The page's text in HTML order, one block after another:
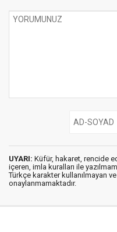
UYARI: Küfür, hakaret, rencide
içeren, imla kuralları ile
Türkçe karakter kullanılmayan
onaylanmamaktadır.